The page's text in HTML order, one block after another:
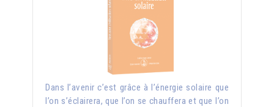
Dans l’avenir c’est grâce à l’énergie solaire que
l’on s’éclairera, que l’on se chauffera et que l’on